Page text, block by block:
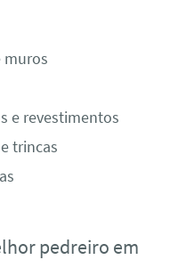
muros
e revestimentos
trincas
pedreiro em